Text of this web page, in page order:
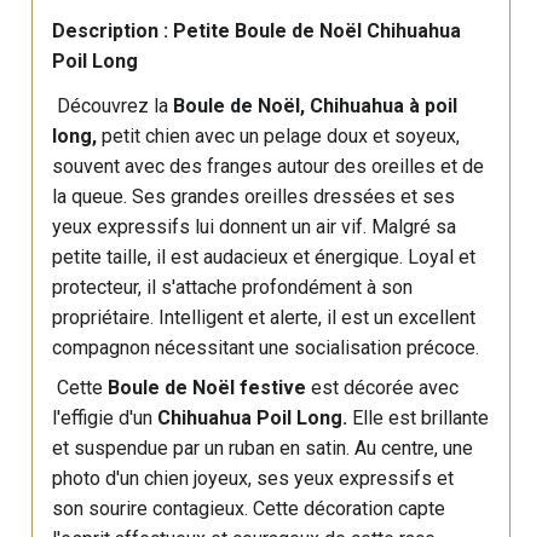
Description : Petite Boule de Noël Chihuahua
Poil Long
Découvrez la Boule de Noël, Chihuahua à poil
long,petit chien avec un pelage doux et soyeux,
souvent avec des franges autour des oreilles et de
la queue. Ses grandes oreilles dressées et ses
yeux expressifs lui donnent un air vif. Malgré sa
petite taille, il est audacieux et énergique. Loyal et
protecteur, il s'attache profondément à son
propriétaire. Intelligent et alerte, il est un excellent
compagnon nécessitant une socialisation précoce.
Cette Boule de Noël festive est décorée avec
l'effigie d'un Chihuahua Poil Long. Elle est brillante
et suspendue par un ruban en satin. Au centre, une
photo d'un chien joyeux, ses yeux expressifs et
son sourire contagieux. Cette décoration capte